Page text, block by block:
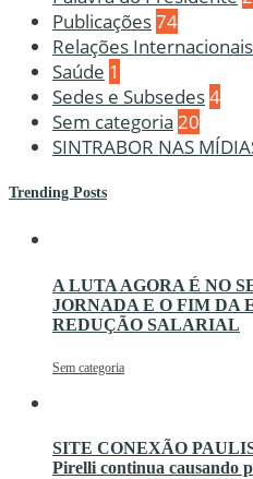
Publicações74
Relações Internacionais
Saúde 1
Sedes e Subsedes4
Sem categoria 20
SINTRABOR NAS
Trending Posts
A LUTA AGORA É NO
JORNADA E O FIM DA
REDUÇÃO SALARIAL
Sem categoria
SITE CONEXÃO
Pirelli continua causando